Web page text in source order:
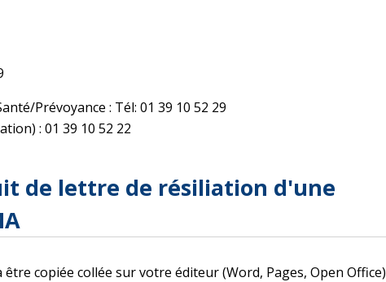
Prévoyance : Tél: 01 39 10 52 29
: 01 39 10 52 22
de lettre de résiliation d'une
copiée collée sur votre éditeur (Word, Pages, Open Office)